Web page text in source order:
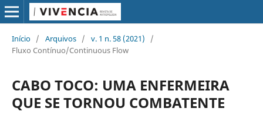
Início / Arquivos / v. 1 n. 58 (2021)
/
Fluxo Contínuo/Continuous Flow
CABO TOCO: UMA ENFERMEIRA
QUE SE TORNOU COMBATENTE